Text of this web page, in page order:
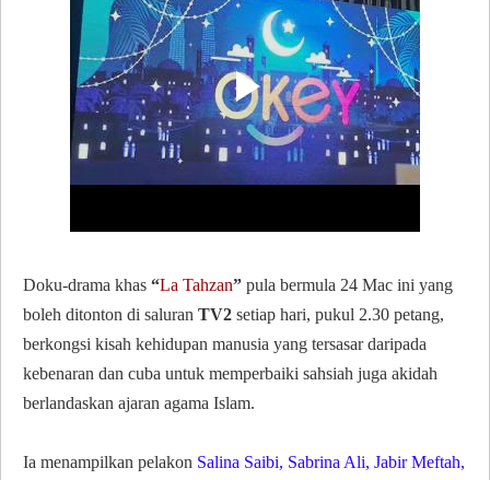
Doku-drama khas “La Tahzan” pula bermula 24 Mac ini yang
boleh ditonton di saluran TV2 setiap hari, pukul 2.30 petang,
berkongsi kisah kehidupan manusia yang tersasar daripada
kebenaran dan cuba untuk memperbaiki sahsiah juga akidah
berlandaskan ajaran agama Islam.
Ia menampilkan pelakon Salina Saibi, Sabrina Ali, Jabir Meftah,